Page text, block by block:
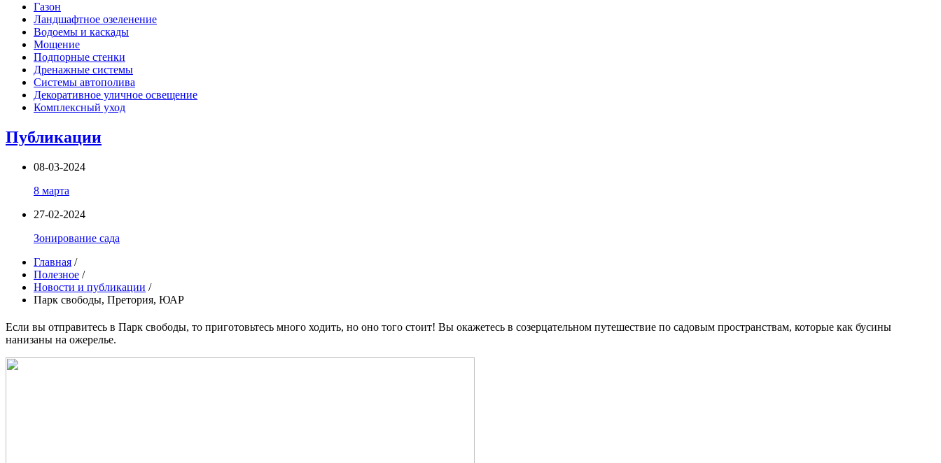
Газон
Ландшафтное озеленение
Водоемы и каскады
Мощение
Подпорные стенки
Дренажные системы
Системы автополива
Декоративное уличное освещение
Комплексный уход
Публикации
08-03-2024
8 марта
27-02-2024
Зонирование сада
Главная /
Полезное /
Новости и публикации /
Парк свободы, Претория, ЮАР
Если вы отправитесь в Парк свободы, то приготовьтесь много ходить, но оно того стоит! Вы окажетесь в созерцательном путешествие по садовым пространствам, которые как бусины
нанизаны на ожерелье.